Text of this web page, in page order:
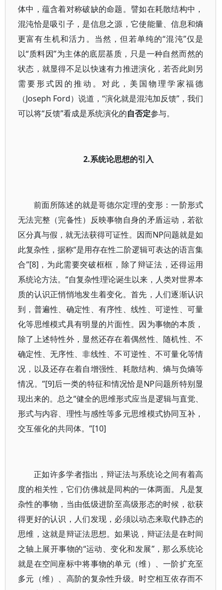
体中，蕴含着对称破缺的命题。譬如在耗散结构中，
混沌恰是吸引子，是信息之源，它使能量、信息和熵
更富有生机和活力。当然，但若单纯的“混沌”仅是
以“质料因”为主体的底层基质，只是一种自然而然的
状态，就显得不足以快速有力推进演化，若否此则另
需要形式因的推动。对此，美国物理学家福德
（Joseph Ford）说道，“演化就是混沌加反馈”，我们
可以将“反馈”看成是系统演化的自否定参与。
2.系统论思想的引入
前面所陈述的就是哥德尔定理的变形：一阶形式
无法完整（完备性）反映事物自身的矛盾运动，若欲
区分真与假，就无法获得可证性。因而NP问题就是如
此复杂性，据称“是用存在性二阶逻辑可表达的语言集
合”[8]，为此需要突破框框，除了辩证法，还得运用
系统论方法。“自复杂性理论诞生以来，人类对世界本
质的认识正悄悄地发生着变化。首先，人们逐渐认识
到，普遍性、确定性、有序性、线性、可逆性、可量
化等思维模式具有明显的片面性。因为事物的本质，
除了上述特性外，显然还存在着偶然性、随机性、不
确定性、无序性、非线性、不可逆性、不可量化等情
况，以及还存在着自增强性、耗散结构、熵与负熵等
情况。”[9]后一类的特征和情况恰是NP问题所特别显
现出来的。总之“健全的思维形式应当是逻辑与直觉、
形式与内容、理性与感性等多元思维模式协同互补，
交互催化的共同体。”[10]
正如许多学者指出，辩证法与系统论之间有着高
度的相关性，它们仿佛就是同构的一体两面。凡是复
杂性的事物，当由低级进阶至高级形态的时候，欲获
得更好的认识，人们发现，必须以动态来取代静态的
思维，这就是辩证法思想。如果说，辩证法是在时间
之轴上展开事物的“运动、变化和发展”，那么系统论
就是在空间座标中将事物的单元（维）、一阶扩充至
多元（维）、高阶的复杂性升级。时空相互依存而不